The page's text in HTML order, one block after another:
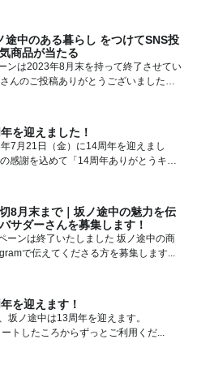
途中のある暮らし をつけてSNS投
商品が当たる
ンは2023年8月末を持って終了させてい
んのご投稿ありがとうございました。
を迎えました！
7月21日（金）に14周年を迎えまし
感謝を込めて「14周年ありがとうキャ
8月末まで｜坂ノ途中の魅力を伝
サダーさんを募集します！
終了いたしました 坂ノ途中の商
で伝えてくださる方を募集します...
を迎えます！
坂ノ途中は13周年を迎えます。
トしたころからずっとご利用くだ...